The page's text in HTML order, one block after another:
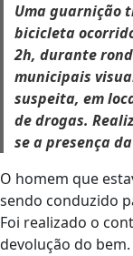
Uma guarnição
bicicleta
2h, durante
municipais
suspeita, em
de drogas.
se a presença
O homem que
sendo conduzido
Foi realizado o
devolução do bem.